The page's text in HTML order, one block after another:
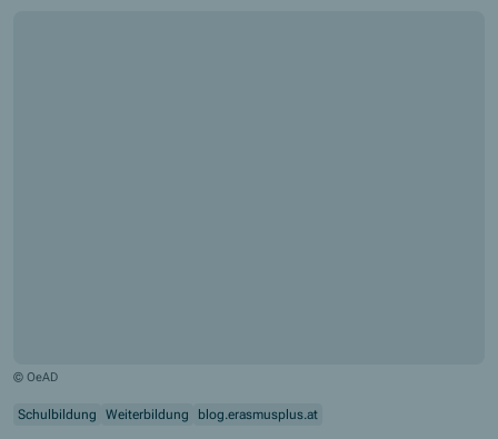
© OeAD
Schulbildung Weiterbildung blog.erasmusplus.at